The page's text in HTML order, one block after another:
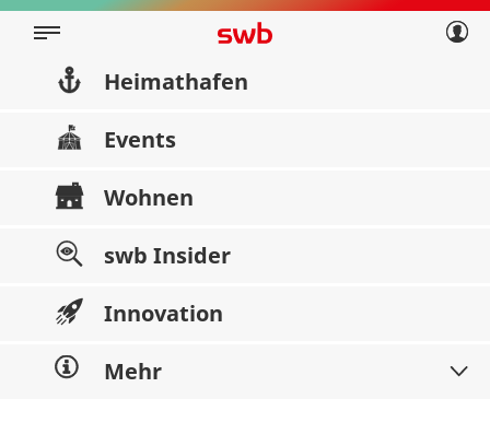
Privatkunden
Geschäftskunden
Heimathafen
Events
Wohnen
swb Insider
Innovation
Mehr